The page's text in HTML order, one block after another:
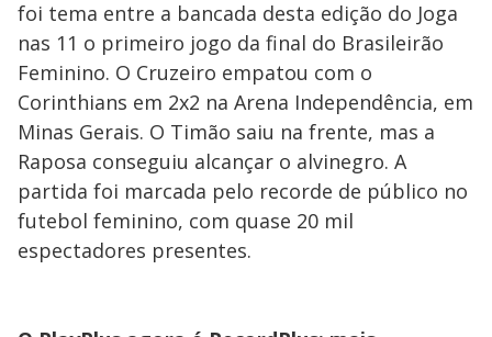
foi tema entre a bancada desta edição do Joga
nas 11 o primeiro jogo da final do Brasileirão
Feminino. O Cruzeiro empatou com o
Corinthians em 2x2 na Arena Independência, em
Minas Gerais. O Timão saiu na frente, mas a
Raposa conseguiu alcançar o alvinegro. A
partida foi marcada pelo recorde de público no
futebol feminino, com quase 20 mil
espectadores presentes.